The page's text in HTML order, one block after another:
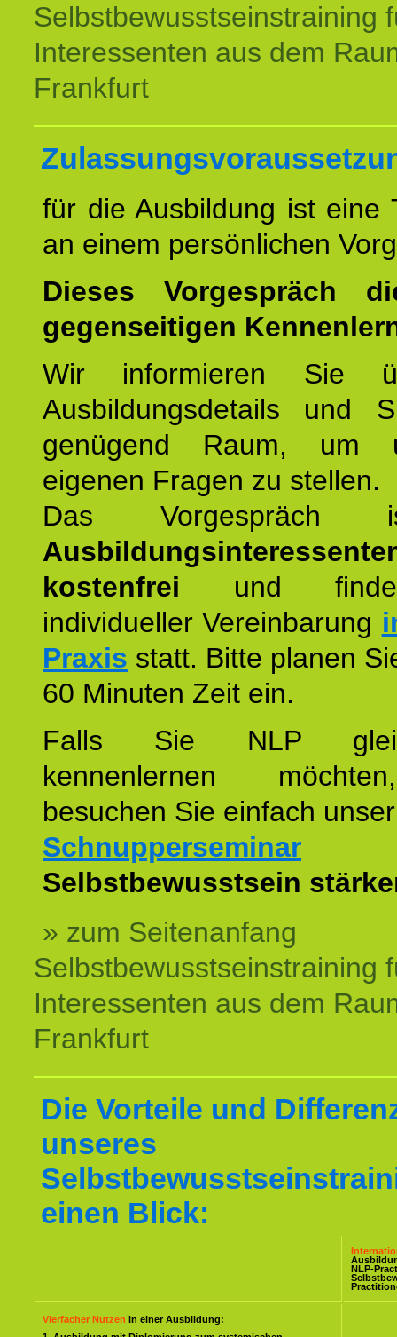
Selbstbewusstseinstraining
Interessenten aus dem
Frankfurt
für die Ausbildung ist eine
an einem persönlichen
Dieses Vorgespräch
gegenseitigen
Wir informieren Sie
Ausbildungsdetails und
genügend Raum, um
eigenen Fragen zu stellen.
Das
kostenfrei und
individueller Vereinbarung
Praxis statt. Bitte planen
60 Minuten Zeit ein.
Falls Sie NLP
kennenlernen
besuchen Sie einfach unser
Schnupperseminar
Selbstbewusstsein
» zum Seitenanfang
Selbstbewusstseinstraining
Interessenten aus dem
Frankfurt
Die Vorteile und
unseres
einen Blick:
NLP-
Vierfacher Nutzen in einer Ausbildung: